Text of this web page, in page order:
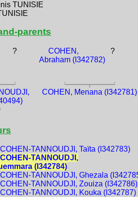
TUNISIE
parents
?
COHEN,
Abraham (I342782)
?
COHEN, Menana (I342781)
COHEN-TANNOUDJI, Taïta (I342783)
COHEN-TANNOUDJI,
(I342784)
COHEN-TANNOUDJI, Ghezala
COHEN-TANNOUDJI, Zouiza (I342786)
COHEN-TANNOUDJI, Kouka (I342787)